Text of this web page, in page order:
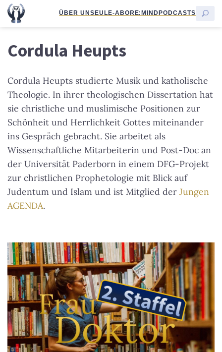
ÜBER UNSEULE-ABORE:MINDPODCASTS
Cordula Heupts
Cordula Heupts studierte Musik und katholische
Theologie. In ihrer theologischen Dissertation hat
sie christliche und muslimische Positionen zur
Schönheit und Herrlichkeit Gottes miteinander
ins Gespräch gebracht. Sie arbeitet als
Wissenschaftliche Mitarbeiterin und Post-Doc an
der Universität Paderborn in einem DFG-Projekt
zur christlichen Prophetologie mit Blick auf
Judentum und Islam und ist Mitglied der Jungen
AGENDA.